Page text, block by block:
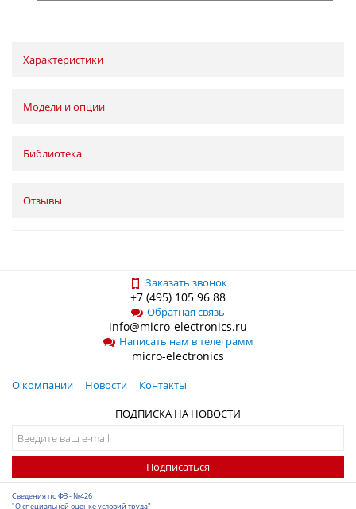
Характеристики
Модели и опции
Библиотека
Отзывы
Заказать звонок
+7 (495) 105 96 88
Обратная связь
info@micro-electronics.ru
Написать нам в телеграмм
micro-electronics
О компании Новости
Контакты
ПОДПИСКА НА НОВОСТИ
Подписаться
Сведения по ФЗ - №426
"О специальной оценке условий труда"